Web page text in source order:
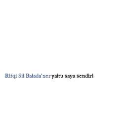
Rifqi Sii Balada’xeryaitu saya sendiri